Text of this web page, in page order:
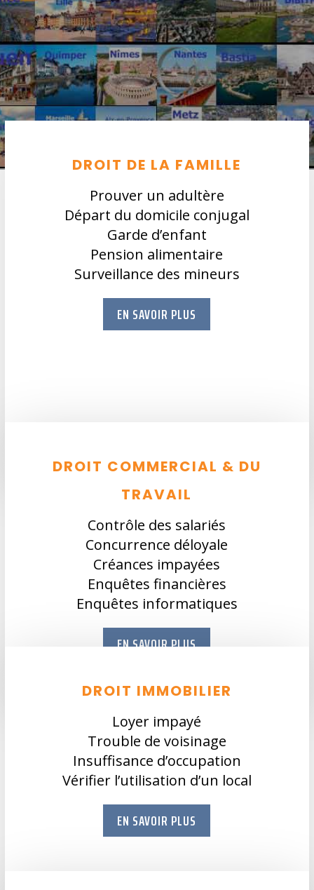
DROIT DE LA FAMILLE
Prouver un adultère
Départ du domicile conjugal
Garde d’enfant
Pension alimentaire
Surveillance des mineurs
EN SAVOIR PLUS
DROIT COMMERCIAL & DU
TRAVAIL
Contrôle des salariés
Concurrence déloyale
Créances impayées
Enquêtes financières
Enquêtes informatiques
EN SAVOIR PLUS
DROIT IMMOBILIER
Loyer impayé
Trouble de voisinage
Insuffisance d’occupation
Vérifier l’utilisation d’un local
EN SAVOIR PLUS